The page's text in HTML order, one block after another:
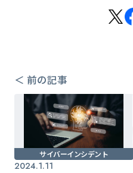
＜ 前の記事
サイバーインシデント
2024.1.11